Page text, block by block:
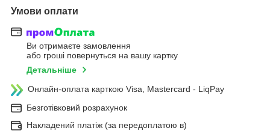
Умови оплати
Ви отримаєте замовлення
або гроші повернуться на вашу картку
Детальніше
Онлайн-оплата карткою Visa, Mastercard - LiqPay
Безготівковий розрахунок
Накладений платіж (за передоплатою в)